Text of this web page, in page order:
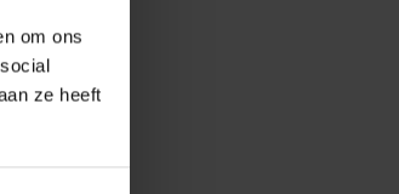
om ons
ze heeft